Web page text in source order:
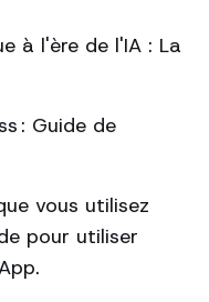
à l'ère de l'IA : La
: Guide de
vous utilisez
pour utiliser